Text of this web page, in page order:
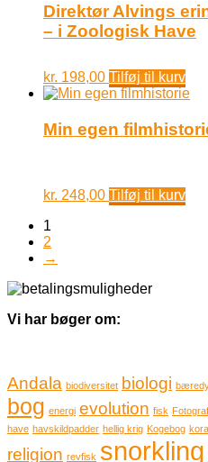
Direktør Alvings
– i Zoologisk Have
kr. 198,00 Tilføj til kurv
Min egen
kr. 248,00 Tilføj til kurv
1
2
→
Vi har bøger om:
Andala biodiversitet biologi
bog energi evolution fisk Fotograf
have havskildpadder hellig krig Kogebog
religion revfisk snorkling